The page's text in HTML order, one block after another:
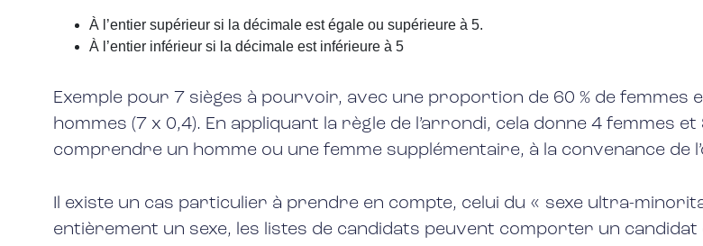
À l’entier supérieur si la décimale est égale ou supérieure à 5.
À l’entier inférieur si la décimale est inférieure à 5
Exemple pour 7 sièges à pourvoir, avec une proportion de 60 % de femmes
hommes (7 x 0,4). En appliquant la règle de l’arrondi, cela donne 4 femmes
comprendre un homme ou une femme supplémentaire, à la convenance de
Il existe un cas particulier à prendre en compte, celui du « sexe ultra-
entièrement un sexe, les listes de candidats peuvent comporter un